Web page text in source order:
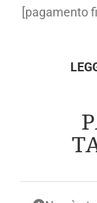
[pagamento